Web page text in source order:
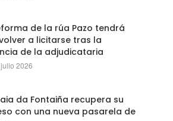
de la rúa Pazo tendrá
a licitarse tras la
de la adjudicataria
2026
da Fontaiña recupera su
con una nueva pasarela de